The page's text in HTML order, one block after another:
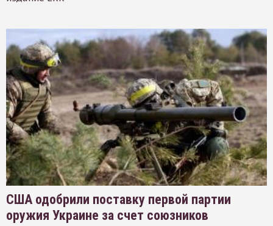
США одобрили поставку первой партии
оружия Украине за счет союзников